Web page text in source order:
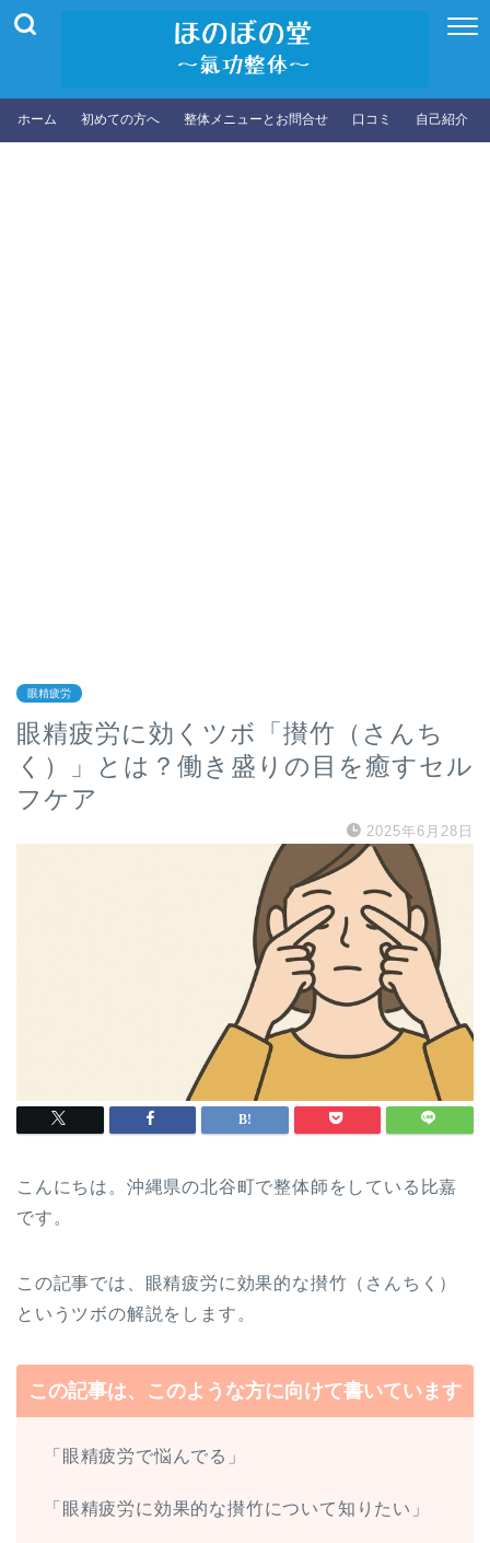
ホーム 初めての方へ 整体メニューとお問合せ 口コミ 自己紹介
眼精疲労
眼精疲労に効くツボ「攅竹（さんち
く）」とは？働き盛りの目を癒すセル
フケア
2025年6月28日
こんにちは。沖縄県の北谷町で整体師をしている比嘉
です。
この記事では、眼精疲労に効果的な攅竹（さんちく）
というツボの解説をします。
この記事は、このような方に向けて書いています
「眼精疲労で悩んでる」
「眼精疲労に効果的な攅竹について知りたい」